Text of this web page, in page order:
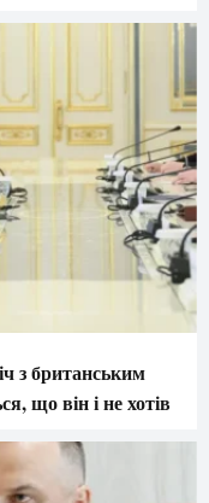
з британським
що він і не хотів